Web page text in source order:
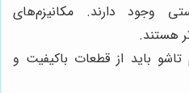
وجود دارند. مکانیزم‌های
هستند.
تاشو باید از قطعات باکیفیت و